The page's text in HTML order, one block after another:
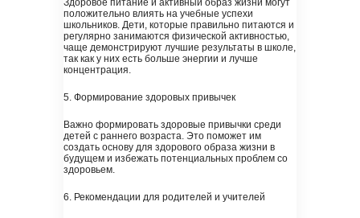
Здоровое питание и активный образ жизни могут
положительно влиять на учебные успехи
школьников. Дети, которые правильно питаются и
регулярно занимаются физической активностью,
чаще демонстрируют лучшие результаты в школе,
так как у них есть больше энергии и лучше
концентрация.
5. Формирование здоровых привычек
Важно формировать здоровые привычки среди
детей с раннего возраста. Это поможет им
создать основу для здорового образа жизни в
будущем и избежать потенциальных проблем со
здоровьем.
6. Рекомендации для родителей и учителей